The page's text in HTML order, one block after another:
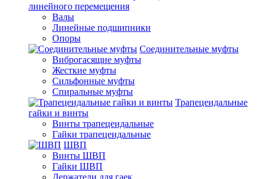
линейного перемещения
Валы
Линейные подшипники
Опоры
Соединительные муфты
Виброгасящие муфты
Жесткие муфты
Сильфонные муфты
Спиральные муфты
Трапецеидальные
гайки и винты
Винты трапецеидальные
Гайки трапецеидальные
ШВП
Винты ШВП
Гайки ШВП
Держатели для гаек